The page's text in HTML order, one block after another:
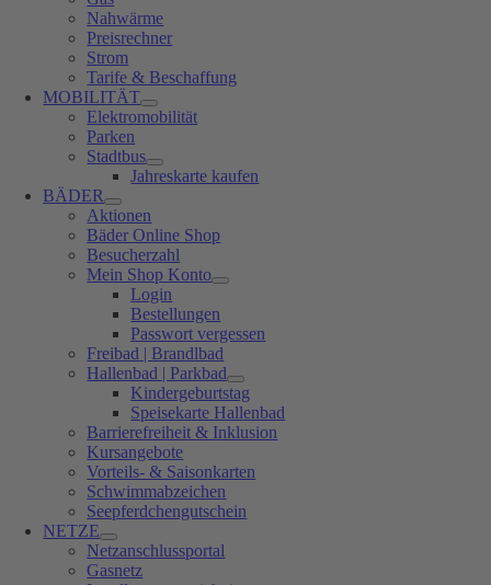
Nahwärme
Preisrechner
Strom
Tarife & Beschaffung
MOBILITÄT
Elektromobilität
Parken
Stadtbus
Jahreskarte kaufen
BÄDER
Aktionen
Bäder Online Shop
Besucherzahl
Mein Shop Konto
Login
Bestellungen
Passwort vergessen
Freibad | Brandlbad
Hallenbad | Parkbad
Kindergeburtstag
Speisekarte Hallenbad
Barrierefreiheit & Inklusion
Kursangebote
Vorteils- & Saisonkarten
Schwimmabzeichen
Seepferdchengutschein
NETZE
Netzanschlussportal
Gasnetz